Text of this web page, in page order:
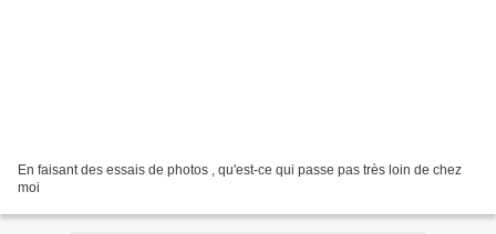
En faisant des essais de photos , qu'est-ce qui passe pas très loin de chez
moi